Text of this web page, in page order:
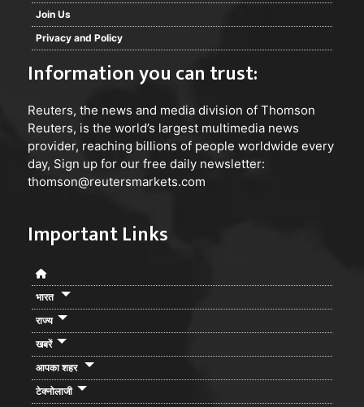
Join Us
Privacy and Policy
Information you can trust:
Reuters, the news and media division of Thomson
Reuters, is the world’s largest multimedia news
provider, reaching billions of people worldwide every
day, Sign up for our free daily newsletter:
thomson@reutersmarkets.com
Important Links
भारत
राज्य
खबरें
आपका शहर
टेक्नोलाजी